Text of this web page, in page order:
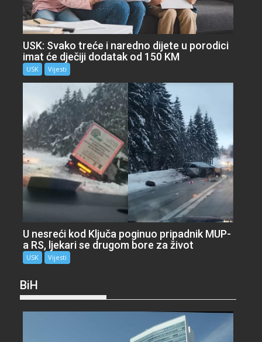
USK: Svako treće i naredno dijete u porodici
imat će dječiji dodatak od 150 KM
USK Vijesti
U nesreći kod Ključa poginuo pripadnik MUP-
a RS, ljekari se drugom bore za život
USK Vijesti
BiH